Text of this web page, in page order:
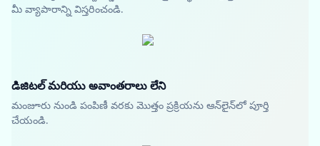
మీ వ్యాపారాన్ని విస్తరించండి.
డిజిటల్ మరియు అవాంతరాలు లేని
మంజూరు నుండి పంపిణీ వరకు మొత్తం ప్రక్రియను ఆన్‌లైన్‌లో పూర్తి
చేయండి.